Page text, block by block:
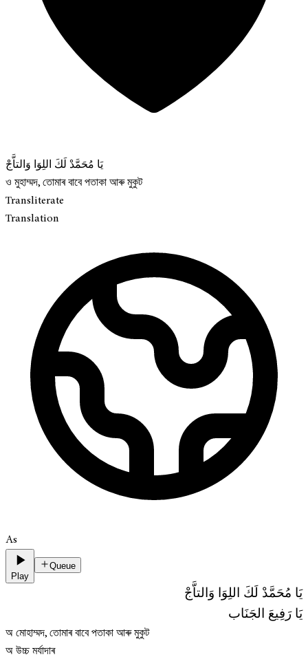
يَا مُحَمَّدْ لَكَ اللِوَا وَالتاَّجْ
ও মুহাম্মদ, তোমাৰ বাবে পতাকা আৰু মুকুট
Transliterate
Translation
As
Play
Queue
يَا مُحَمَّدْ لَكَ اللِوَا وَالتاَّجْ
يَا رَفِيعَ الجَنَاب
অ মোহাম্মদ, তোমাৰ বাবে পতাকা আৰু মুকুট
অ উচ্চ মর্যাদাৰ